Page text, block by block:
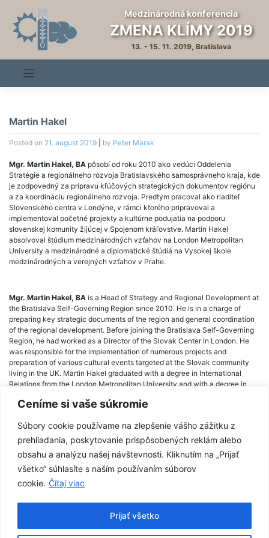
Ceníme si vaše súkromie
Súbory cookie používame na zlepšenie vášho zážitku z
prehliadania, poskytovanie prispôsobených reklám alebo
obsahu a analýzu našej návštevnosti. Kliknutím na „Prijať
všetko“ súhlasíte s naším používaním súborov
cookie. Čítaj viac
Prijať všetko
content
Medzinárodná konferencia
ZMENA KLÍMY 2019
13. - 15. 11. 2019, Bratislava
Martin Hakel
Posted on 21. august 2019 by Peter Marak
Mgr. Martin Hakel, BA pôsobí od roku 2010 ako vedúci Oddelenia
Stratégie a regionálneho rozvoja Bratislavského samosprávneho kraja, kde
je zodpovedný za prípravu kľúčových strategických dokumentov regiónu
a za koordináciu regionálneho rozvoja. Predtým pracoval ako riaditeľ
Slovenského centra v Londýne, v rámci ktorého pripravoval a
implementoval početné projekty a kultúrne podujatia na podporu
slovenskej komunity žijúcej v Spojenom kráľovstve. Martin Hakel
absolvoval štúdium medzinárodných vzťahov na London Metropolitan
University a medzinárodné a diplomatické štúdiá na Vysokej škole
medzinárodných a verejných vzťahov v Prahe.
Mgr. Martin Hakel, BA is a Head of Strategy and Regional Development at
the Bratislava Self-Governing Region since 2010. He is in a charge of
preparing key strategic documents of the region and general coordination
of the regional development. Before joining the Bratislava Self-Governing
Region, he had worked as a Director of the Slovak Center in London. He
was responsible for the implementation of numerous projects and
preparation of various cultural events targeted at the Slovak community
living in the UK. Martin Hakel graduated with a degree in International
Relations from the London Metropolitan University and with a degree in
Public Relations in Prague.
Post
navigation